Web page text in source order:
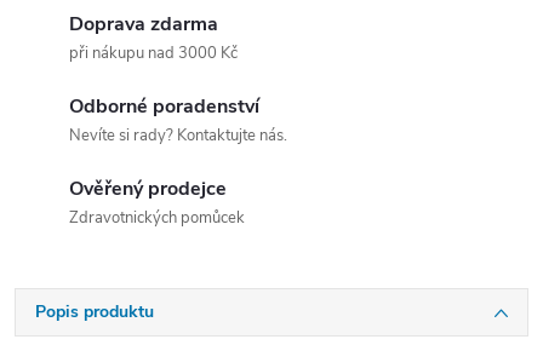
Doprava zdarma
při nákupu nad 3000 Kč
Odborné poradenství
Nevíte si rady? Kontaktujte nás.
Ověřený prodejce
Zdravotnických pomůcek
Popis produktu